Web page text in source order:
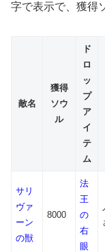
字で表示で、獲得
敵名
獲得
ソウ
ル
ド
ロ
ッ
プ
ア
イ
テ
ム
サリ
ヴァ
ーン
の獣
8000
法
王
の
右
眼